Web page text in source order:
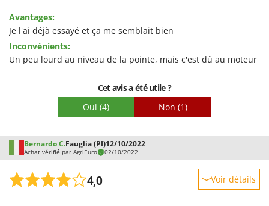
Qualité / Prix
Facilité de montage
Emballage
Avantages:
Je l'ai déjà essayé et ça me semblait bien
Inconvénients:
Un peu lourd au niveau de la pointe, mais c'est dû au moteur
Cet avis a été utile ?
Oui (4) Non (1)
Bernardo C.Fauglia (PI)12/10/2022
Achat vérifié par AgriEuro 02/10/2022
4,0 Voir détails